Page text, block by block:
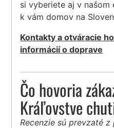
si vyberiete aj v našom
k vám domov na
Kontakty a otváracie
informácií o doprave
Čo hovoria
Kráľovstve
Recenzie sú prevzaté